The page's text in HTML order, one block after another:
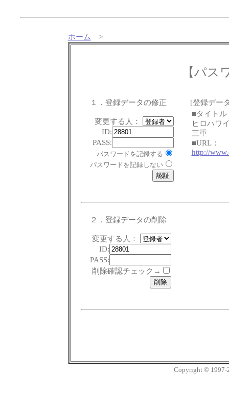
ホーム >
【パス
１．登録データの修正
変更する人：
ID:
PASS:
パスワードを記録する
パスワードを記録しない
[登録デー
■タイトル
ヒロハワ
三重
■URL：
http://
２．登録データの削除
変更する人：
ID:
PASS:
削除確認チェック→
Copyright © 1997-